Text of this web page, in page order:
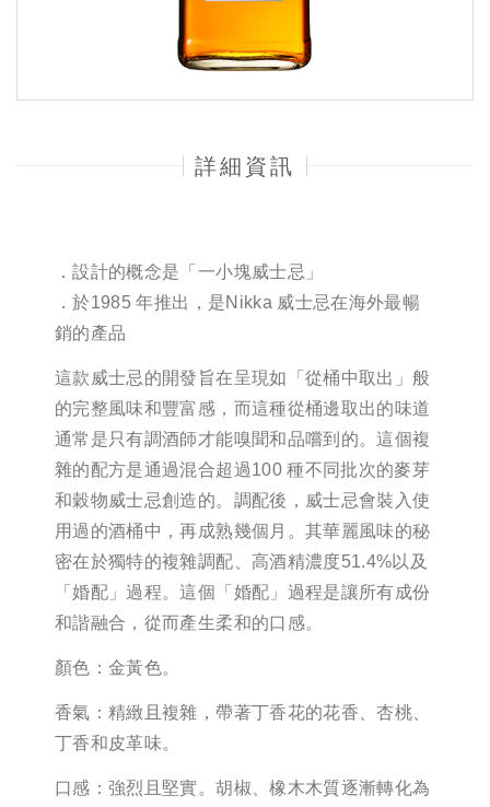
詳細資訊
．設計的概念是「一小塊威士忌」
．於1985 年推出，是Nikka 威士忌在海外最暢
銷的產品
這款威士忌的開發旨在呈現如「從桶中取出」般
的完整風味和豐富感，而這種從桶邊取出的味道
通常是只有調酒師才能嗅聞和品嚐到的。這個複
雜的配方是通過混合超過100 種不同批次的麥芽
和穀物威士忌創造的。調配後，威士忌會裝入使
用過的酒桶中，再成熟幾個月。其華麗風味的秘
密在於獨特的複雜調配、高酒精濃度51.4%以及
「婚配」過程。這個「婚配」過程是讓所有成份
和諧融合，從而產生柔和的口感。
顏色：金黃色。
香氣：精緻且複雜，帶著丁香花的花香、杏桃、
丁香和皮革味。
口感：強烈且堅實。胡椒、橡木木質逐漸轉化為